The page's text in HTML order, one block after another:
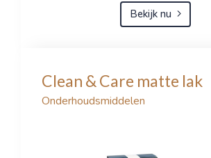
Bekijk nu
Clean & Care matte lak
Onderhoudsmiddelen